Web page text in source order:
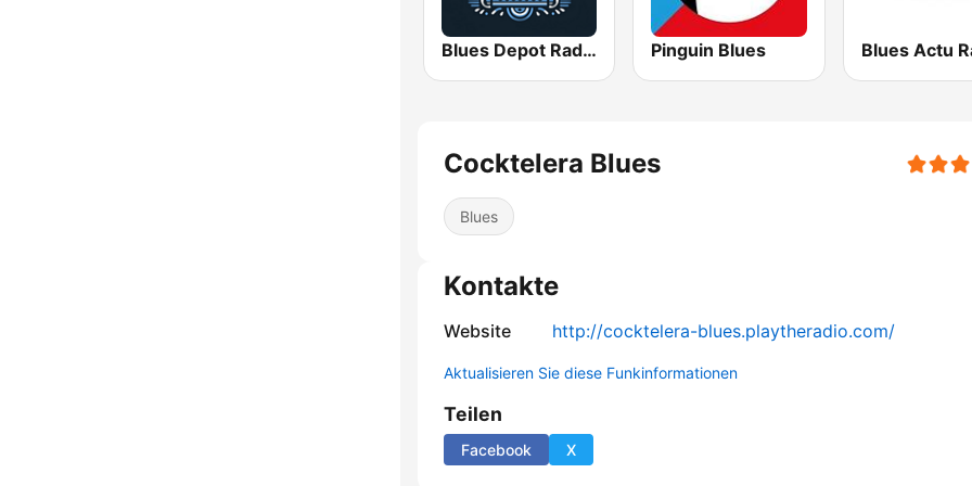
Blues Depot Radio Pinguin Blues Blues Actu
Cocktelera Blues
Blues
Kontakte
Website http://cocktelera-blues.playtheradio.com/
Aktualisieren Sie diese Funkinformationen
Teilen
Facebook X